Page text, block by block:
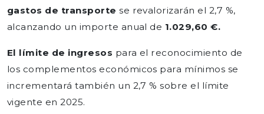
gastos de transporte se revalorizarán el 2,7 %,
alcanzando un importe anual de 1.029,60 €.
El límite de ingresos para el reconocimiento de
los complementos económicos para mínimos se
incrementará también un 2,7 % sobre el límite
vigente en 2025.